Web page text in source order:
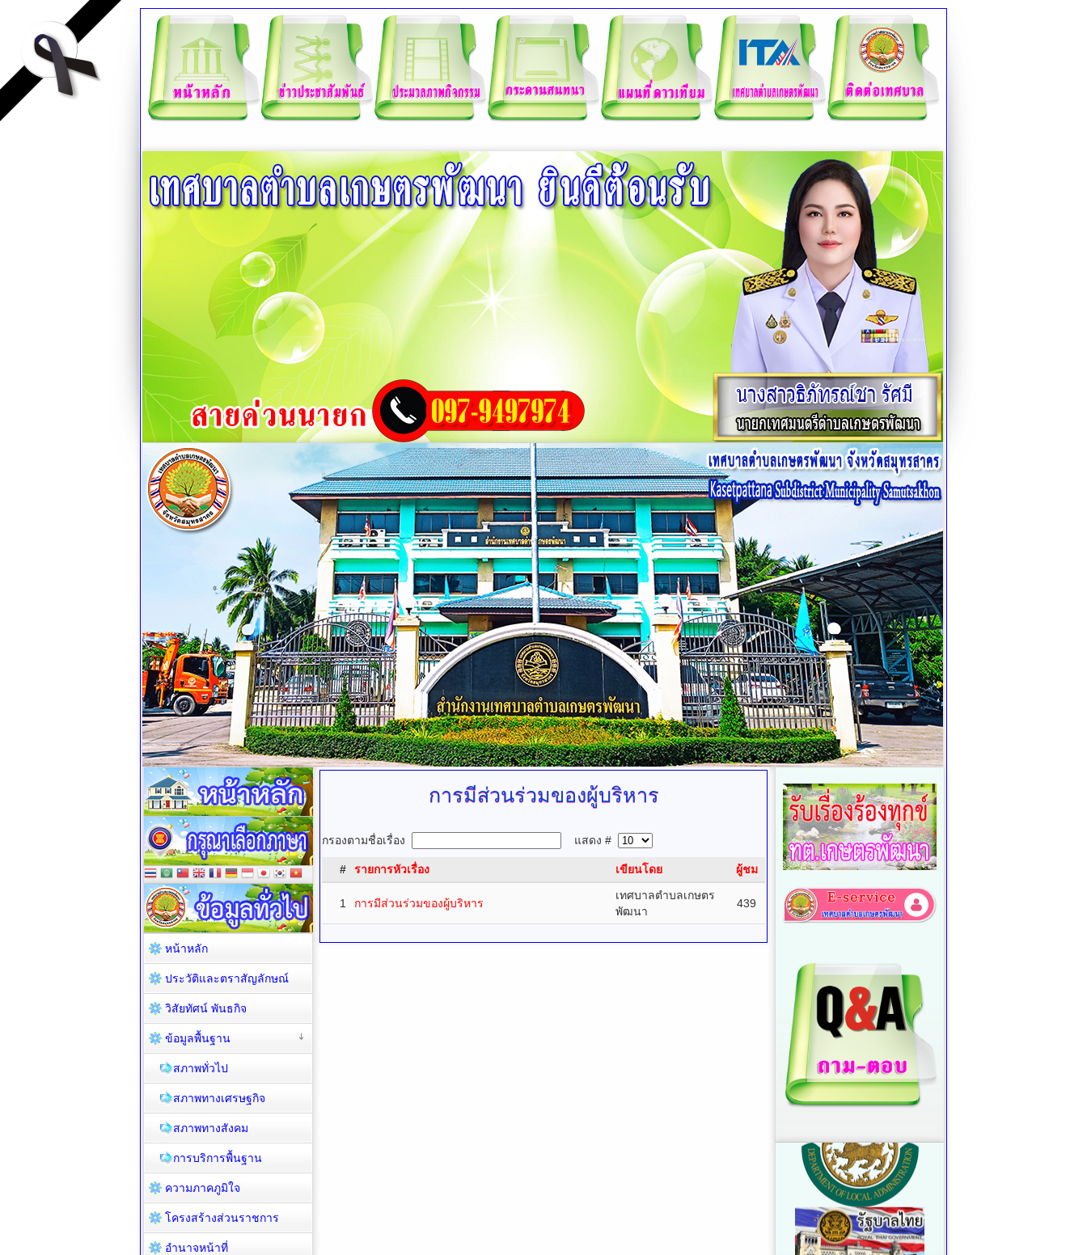
การมีส่วนร่วมของผู้บริหาร
กรองตามชื่อเรื่อง แสดง #
# รายการหัวเรื่อง เขียนโดย ผู้ชม
1 การมีส่วนร่วมของผู้บริหาร
เทศบาลตำบลเกษตร
พัฒนา
439
หน้าหลัก
ประวัติและตราสัญลักษณ์
วิสัยทัศน์ พันธกิจ
ข้อมูลพื้นฐาน
สภาพทั่วไป
สภาพทางเศรษฐกิจ
สภาพทางสังคม
การบริการพื้นฐาน
ความภาคภูมิใจ
โครงสร้างส่วนราชการ
อำนาจหน้าที่